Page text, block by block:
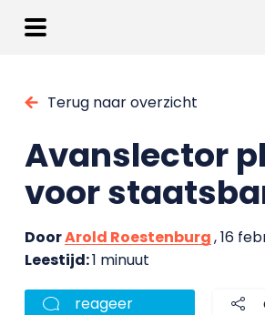
Terug naar overzicht
Avanslector
voor
DoorArold Roestenburg, 16
Leestijd:1 minuut
reageer